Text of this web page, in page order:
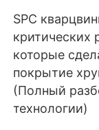
SPC
критических
которые
покрытие
(Полный
технологии)